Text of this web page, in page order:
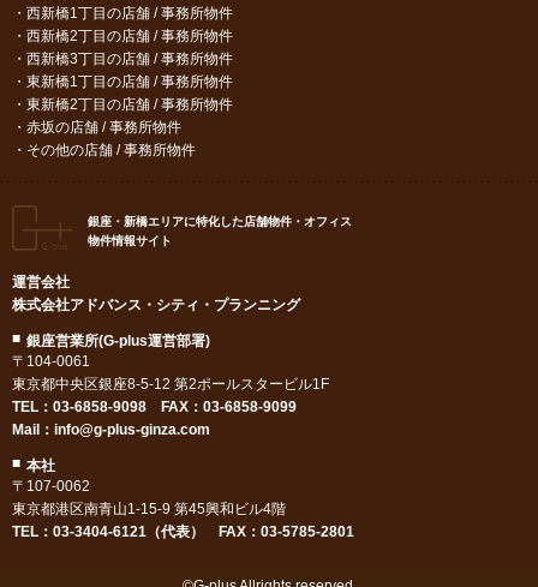
西新橋1丁目の店舗 / 事務所物件
西新橋2丁目の店舗 / 事務所物件
西新橋3丁目の店舗 / 事務所物件
東新橋1丁目の店舗 / 事務所物件
東新橋2丁目の店舗 / 事務所物件
赤坂の店舗 / 事務所物件
その他の店舗 / 事務所物件
銀座・新橋エリアに特化した店舗物件・オフィス
物件情報サイト
運営会社
株式会社アドバンス・シティ・プランニング
銀座営業所(G-plus運営部署)
〒104-0061
東京都中央区銀座8-5-12 第2ポールスタービル1F
TEL： 03-6858-9098 FAX：03-6858-9099
Mail： info@g-plus-ginza.com
本社
〒107-0062
東京都港区南青山1-15-9 第45興和ビル4階
TEL：03-3404-6121（代表） FAX：03-5785-2801